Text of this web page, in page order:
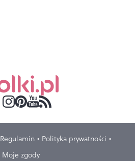
Regulamin
Polityka prywatności
Moje zgody